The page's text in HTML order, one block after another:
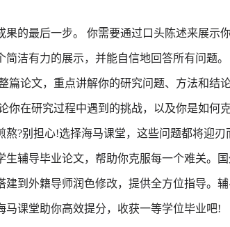
果的最后一步。 你需要通过口头陈述来展示
洁有力的展示，并能自信地回答所有问题。
篇论文，重点讲解你的研究问题、方法和结论
你在研究过程中遇到的挑战，以及你是如何
熬?别担心!选择海马课堂，这些问题都将迎刃
生辅导毕业论文，帮助你克服每一个难关。
建到外籍导师润色修改，提供全方位指导。
马课堂助你高效提分，收获一等学位毕业吧!